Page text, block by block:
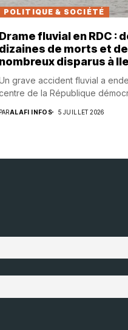
POLITIQUE & SOCIÉTÉ
Drame fluvial en RDC :
dizaines de morts et de
nombreux disparus à
grave accident fluvial a
de la République
PARALAFI INFOS 5 JUILLET 2026